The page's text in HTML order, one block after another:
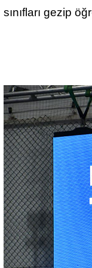
sınıfları gezip